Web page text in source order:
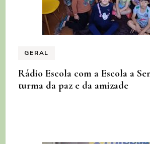
GERAL
Rádio Escola com a Escola a
turma da paz e da amizade